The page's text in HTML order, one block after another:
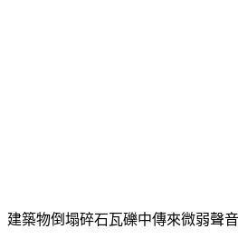
建築物倒塌碎石瓦礫中傳來微弱聲